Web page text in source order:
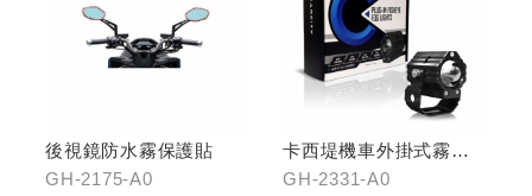
後視鏡防水霧保護貼
GH-2175-A0
卡西堤機車外掛式霧燈
組(雙燈)
GH-2331-A0